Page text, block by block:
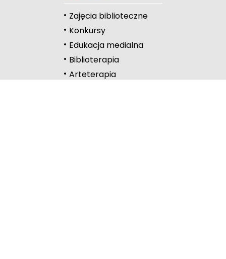
Zajęcia biblioteczne
Konkursy
Edukacja medialna
Biblioterapia
Arteterapia
Duży kursor